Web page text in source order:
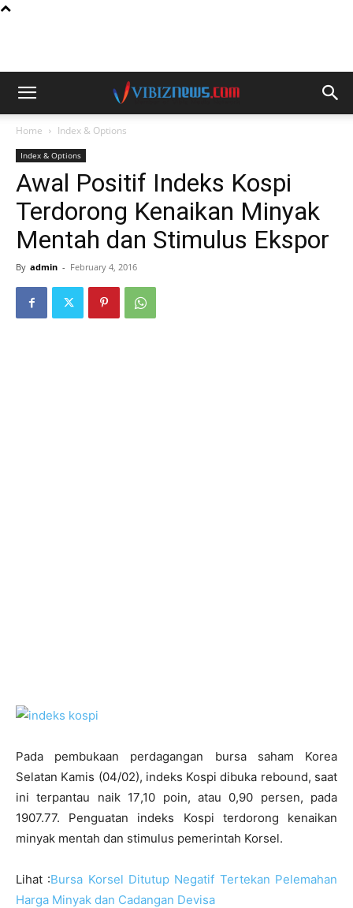
Home Index & Options
Index & Options
Awal Positif Indeks Kospi
Terdorong Kenaikan Minyak
Mentah dan Stimulus Ekspor
By admin - February 4, 2016
Pada pembukaan perdagangan bursa saham Korea
Selatan Kamis (04/02), indeks Kospi dibuka rebound, saat
ini terpantau naik 17,10 poin, atau 0,90 persen, pada
1907.77. Penguatan indeks Kospi terdorong kenaikan
minyak mentah dan stimulus pemerintah Korsel.
Lihat :Bursa Korsel Ditutup Negatif Tertekan Pelemahan
Harga Minyak dan Cadangan Devisa